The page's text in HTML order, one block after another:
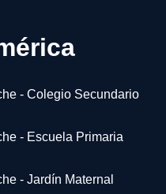
- Colegio Secundario
- Escuela Primaria
- Jardín Maternal